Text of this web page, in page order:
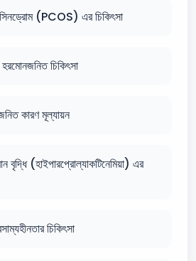
সিনড্রোম (PCOS) এর চিকিৎসা
চিকিৎসা
কারণ মূল্যায়ন
বৃদ্ধি (হাইপারপ্রোল্যাকটিনেমিয়া) এর
চিকিৎসা